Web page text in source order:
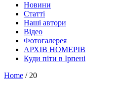
Новини
Статті
Наші автори
Відео
Фотогалерея
АРХІВ НОМЕРІВ
Куди піти в Ірпені
Home / 20